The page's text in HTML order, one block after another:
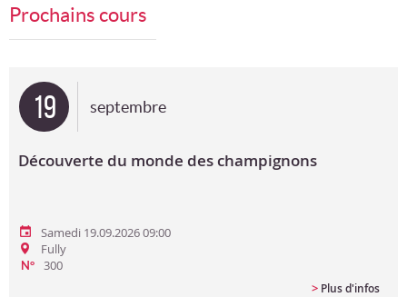
Suggestions
Programme en PDF
Prochains cours
19 septembre
Découverte du monde des champignons
Samedi 19.09.2026 09:00
Fully
N°
300
> Plus d'infos